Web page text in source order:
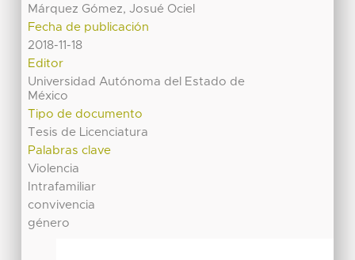
Márquez Gómez, Josué Ociel
Fecha de publicación
2018-11-18
Editor
Universidad Autónoma del Estado de
México
Tipo de documento
Tesis de Licenciatura
Palabras clave
Violencia
Intrafamiliar
convivencia
género